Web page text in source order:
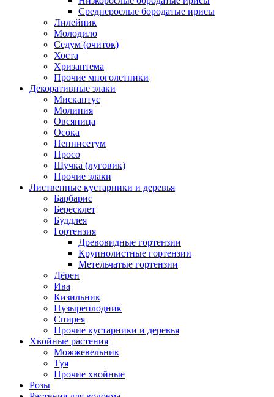
Среднерослые бородатые ирисы
Лилейник
Молодило
Седум (очиток)
Хоста
Хризантема
Прочие многолетники
Декоративные злаки
Мискантус
Молиния
Овсяница
Осока
Пеннисетум
Просо
Щучка (луговик)
Прочие злаки
Лиственные кустарники и деревья
Барбарис
Бересклет
Буддлея
Гортензия
Древовидные гортензии
Крупнолистные гортензии
Метельчатые гортензии
Дёрен
Ива
Кизильник
Пузыреплодник
Спирея
Прочие кустарники и деревья
Хвойные растения
Можжевельник
Туя
Прочие хвойные
Розы